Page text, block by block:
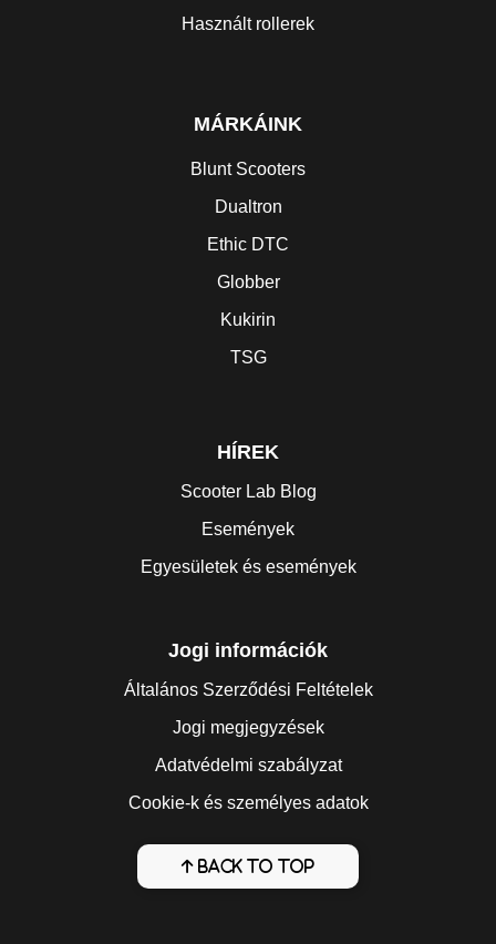
Használt rollerek
MÁRKÁINK
Blunt Scooters
Dualtron
Ethic DTC
Globber
Kukirin
TSG
HÍREK
Scooter Lab Blog
Események
Egyesületek és események
Jogi információk
Általános Szerződési Feltételek
Jogi megjegyzések
Adatvédelmi szabályzat
Cookie-k és személyes adatok
Back to top